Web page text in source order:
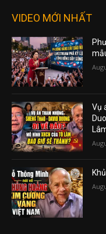
VIDEO MỚI NHẤT
Vụ